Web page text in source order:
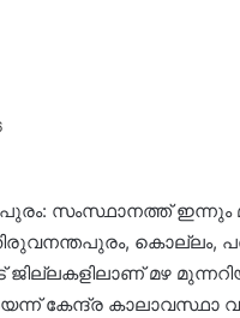
സംസ്ഥാനത്ത്
കൊല്ലം,
ജില്ലകളിലാണ് മഴ
കേന്ദ്ര കാലാവസ്ഥാ